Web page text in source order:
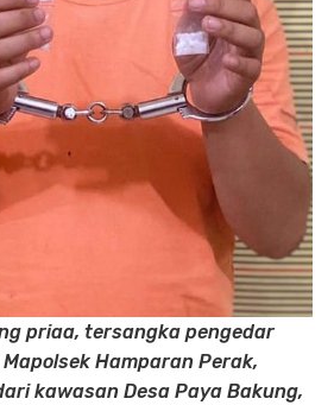
priaa, tersangka pengedar
Hamparan Perak,
kawasan Desa Paya Bakung,